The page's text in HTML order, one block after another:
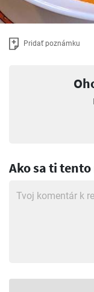
Pridať poznámku
Ako sa ti